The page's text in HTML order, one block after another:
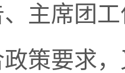
主席团
策要求